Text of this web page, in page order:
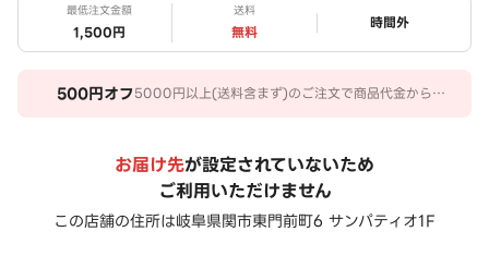
最低注文金額
1,500円
送料
無料 ステータス
時間外
500円オフ5000円以上(送料含まず)のご注文で商品代金から
お届け先が設定されていないため
ご利用いただけません
この店舗の住所は岐阜県関市東門前町6 サンパティオ1F